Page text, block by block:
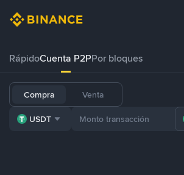
RápidoCuenta P2PPor bloques
Compra Venta
USDT